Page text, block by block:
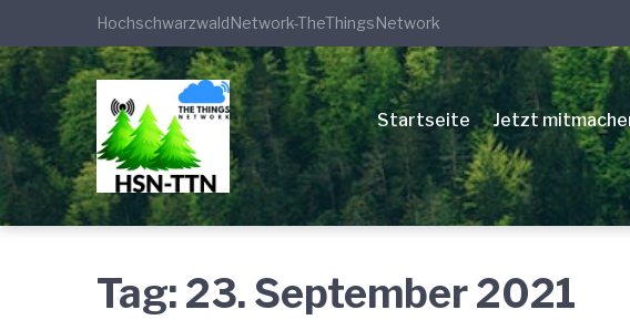
Hauptnavigation
springen
Inhalt
springen
Footer
springen
HochschwarzwaldNetwork-TheThingsNetwork
Startseite Jetzt
Tag: 23. September 2021